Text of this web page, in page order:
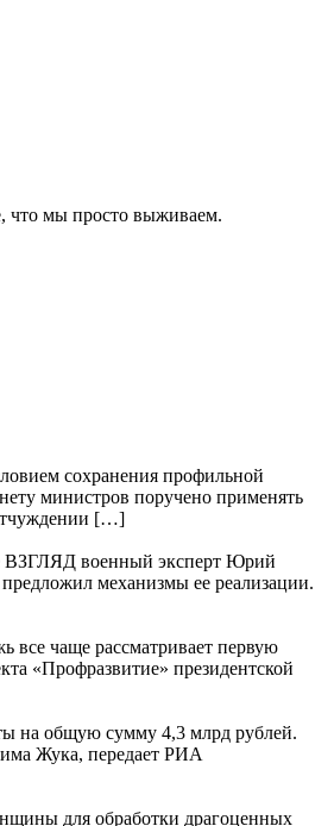
что мы просто выживаем.
сохранения профильной
министров поручено применять
[…]
ВЗГЛЯД военный эксперт Юрий
механизмы ее реализации.
все чаще рассматривает первую
«Профразвитие» президентской
на общую сумму 4,3 млрд рублей.
Жука, передает РИА
для обработки драгоценных